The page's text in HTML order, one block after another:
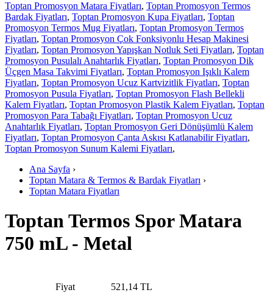
Toptan Promosyon Matara Fiyatları, Toptan Promosyon Termos
Bardak Fiyatları, Toptan Promosyon Kupa Fiyatları, Toptan
Promosyon Termos Mug Fiyatları, Toptan Promosyon Termos
Fiyatları, Toptan Promosyon Çok Fonksiyonlu Hesap Makinesi
Fiyatları, Toptan Promosyon Yapışkan Notluk Seti Fiyatları, Toptan
Promosyon Pusulalı Anahtarlık Fiyatları, Toptan Promosyon Dik
Üçgen Masa Takvimi Fiyatları, Toptan Promosyon Işıklı Kalem
Fiyatları, Toptan Promosyon Ucuz Kartvizitlik Fiyatları, Toptan
Promosyon Pusula Fiyatları, Toptan Promosyon Flash Bellekli
Kalem Fiyatları, Toptan Promosyon Plastik Kalem Fiyatları, Toptan
Promosyon Para Tabağı Fiyatları, Toptan Promosyon Ucuz
Anahtarlık Fiyatları, Toptan Promosyon Geri Dönüşümlü Kalem
Fiyatları, Toptan Promosyon Çanta Askısı Katlanabilir Fiyatları,
Toptan Promosyon Sunum Kalemi Fiyatları,
Ana Sayfa ›
Toptan Matara & Termos & Bardak Fiyatları ›
Toptan Matara Fiyatları
Toptan Termos Spor Matara
750 mL - Metal
Fiyat 521,14 TL